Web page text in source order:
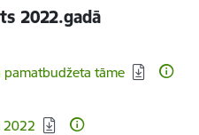
2022.gadā
pamatbudžeta tāme
2022